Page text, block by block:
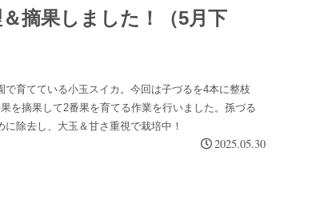
摘果しました！（5月下
で育てている小玉スイカ。今回は子づるを4本に整枝
を摘果して2番果を育てる作業を行いました。孫づる
に除去し、大玉＆甘さ重視で栽培中！
2025.05.30